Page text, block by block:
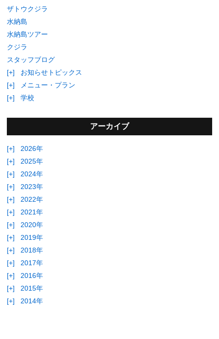
ザトウクジラ
水納島
水納島ツアー
クジラ
スタッフブログ
[+]
お知らせトピックス
[+]
メニュー・プラン
[+]
学校
アーカイブ
[+]
2026年
[+]
2025年
[+]
2024年
[+]
2023年
[+]
2022年
[+]
2021年
[+]
2020年
[+]
2019年
[+]
2018年
[+]
2017年
[+]
2016年
[+]
2015年
[+]
2014年